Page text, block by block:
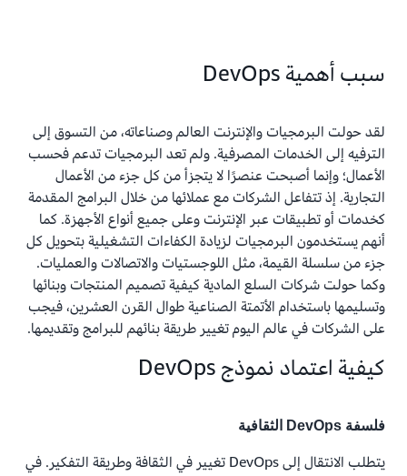
سبب أهمية DevOps
لقد حولت البرمجيات والإنترنت العالم وصناعاته، من التسوق إلى
الترفيه إلى الخدمات المصرفية. ولم تعد البرمجيات تدعم فحسب
الأعمال؛ وإنما أصبحت عنصرًا لا يتجزأ من كل جزء من الأعمال
التجارية. إذ تتفاعل الشركات مع عملائها من خلال البرامج المقدمة
كخدمات أو تطبيقات عبر الإنترنت وعلى جميع أنواع الأجهزة. كما
أنهم يستخدمون البرمجيات لزيادة الكفاءات التشغيلية بتحويل كل
جزء من سلسلة القيمة، مثل اللوجستيات والاتصالات والعمليات.
وكما حولت شركات السلع المادية كيفية تصميم المنتجات وبنائها
وتسليمها باستخدام الأتمتة الصناعية طوال القرن العشرين، فيجب
على الشركات في عالم اليوم تغيير طريقة بنائهم للبرامج وتقديمها.
كيفية اعتماد نموذج DevOps
فلسفة DevOps الثقافية
يتطلب الانتقال إلى DevOps تغيير في الثقافة وطريقة التفكير. في